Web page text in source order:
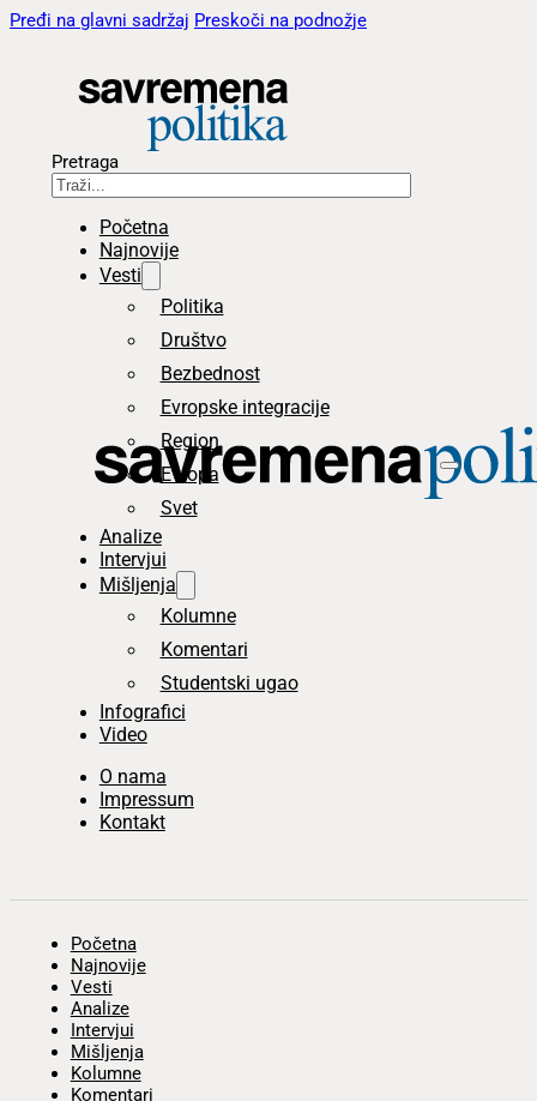
Pređi na glavni sadržaj Preskoči na podnožje
Pretraga
Početna
Najnovije
Vesti
Politika
Društvo
Bezbednost
Evropske integracije
Region
Evropa
Svet
Analize
Intervjui
Mišljenja
Kolumne
Komentari
Studentski ugao
Infografici
Video
O nama
Impressum
Kontakt
Početna
Najnovije
Vesti
Analize
Intervjui
Mišljenja
Kolumne
Komentari